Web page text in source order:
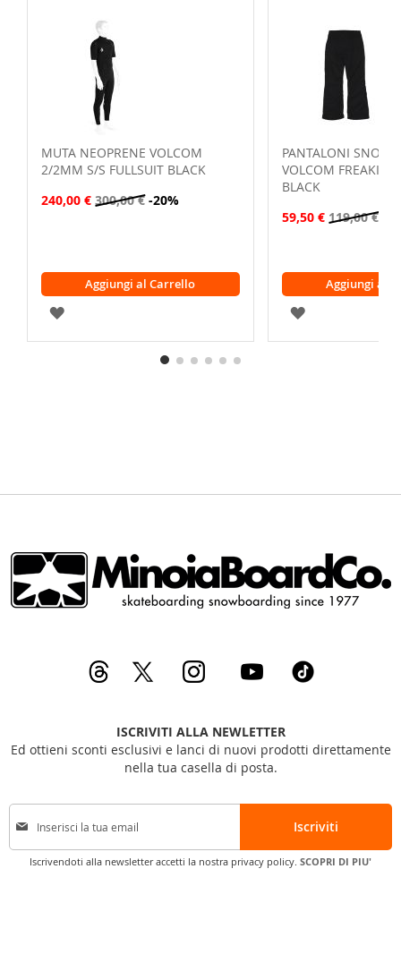
MUTA NEOPRENE VOLCOM
2/2MM S/S FULLSUIT BLACK
240,00 € 300,00 € -20%
Aggiungi al Carrello
AGGIUNGI
ALLA
PANTALONI
VOLCOM FREAKIN
BLACK
59,50 € 119,00 €
Aggiungi al
AGGIUNGI
ALLA
ISCRIVITI ALLA NEWLETTER
Ed ottieni sconti esclusivi e lanci di nuovi prodotti direttamente
nella tua casella di posta.
I
c
Iscriviti
Iscrivendoti alla newsletter accetti la nostra privacy policy. SCOPRI DI PIU'